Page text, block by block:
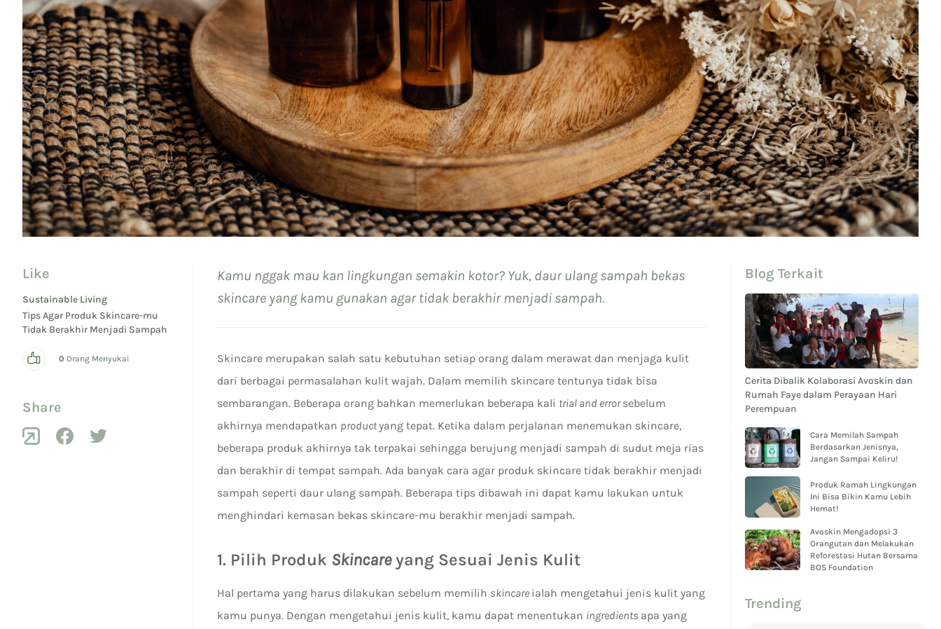
Like
Sustainable Living
Tips Agar Produk Skincare-mu
Tidak Berakhir Menjadi Sampah
0 Orang Menyukai
Share
Kamu nggak mau kan lingkungan semakin kotor? Yuk, daur ulang sampah bekas
skincare yang kamu gunakan agar tidak berakhir menjadi sampah.
Skincare merupakan salah satu kebutuhan setiap orang dalam merawat dan menjaga kulit
dari berbagai permasalahan kulit wajah. Dalam memilih skincare tentunya tidak bisa
sembarangan. Beberapa orang bahkan memerlukan beberapa kali trial and errorsebelum
akhirnya mendapatkan productyang tepat. Ketika dalam perjalanan menemukan skincare,
beberapa produk akhirnya tak terpakai sehingga berujung menjadi sampah di sudut meja rias
dan berakhir di tempat sampah. Ada banyak cara agar produk skincare tidak berakhir menjadi
sampah seperti daur ulang sampah. Beberapa tips dibawah ini dapat kamu lakukan untuk
menghindari kemasan bekas skincare-mu berakhir menjadi sampah.
1. Pilih Produk Skincareyang Sesuai Jenis Kulit
Hal pertama yang harus dilakukan sebelum memilih skincare ialah mengetahui jenis kulit yang
kamu punya. Dengan mengetahui jenis kulit, kamu dapat menentukan ingredients apa yang
Blog Terkait
Cerita Dibalik Kolaborasi Avoskin dan
Rumah Faye dalam Perayaan Hari
Perempuan
Cara Memilah Sampah
Berdasarkan Jenisnya,
Jangan Sampai Keliru!
Produk Ramah Lingkungan
Ini Bisa Bikin Kamu Lebih
Hemat!
Avoskin Mengadopsi 3
Orangutan dan Melakukan
Reforestasi Hutan Bersama
BOS Foundation
Trending